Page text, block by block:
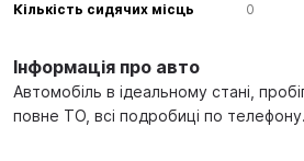
Інформація про авто
Автомобіль в ідеальному стані,
повне ТО, всі подробиці по телефону.
Кількість сидячих місць 0